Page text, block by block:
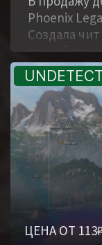
Phoenix
Создала
тысячи
Софт
него все
аим бот с
Сможете
ваш стиль
который
создана
Простой
ЦЕНА ОТ 113₽